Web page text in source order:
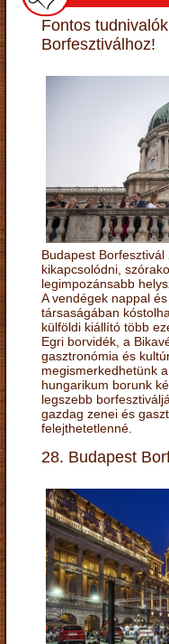
Fontos
Borfesztiválhoz!
Budapest
kikapcsolódni,
legimpozánsabb
A vendégek nappal
társaságában
külföldi kiállító több
Egri borvidék, a
gasztronómia és
megismerkedhetünk
hungarikum borunk
legszebb
gazdag zenei és
felejthetetlenné.
28. Budapest